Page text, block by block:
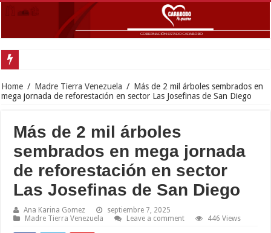
Home / Madre Tierra Venezuela / Más de 2 mil árboles sembrados en
mega jornada de reforestación en sector Las Josefinas de San Diego
Más de 2 mil árboles
sembrados en mega jornada
de reforestación en sector
Las Josefinas de San Diego
Ana Karina Gomez
septiembre 7, 2025
Madre Tierra Venezuela
Leave a comment 446 Views